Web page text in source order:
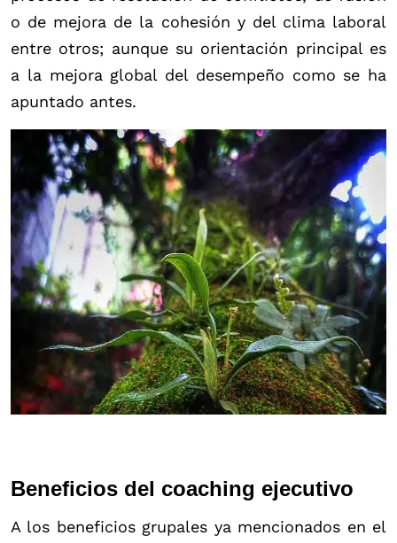
o de mejora de la cohesión y del clima laboral
entre otros; aunque su orientación principal es
a la mejora global del desempeño como se ha
apuntado antes.
Beneficios del coaching ejecutivo
A los beneficios grupales ya mencionados en el